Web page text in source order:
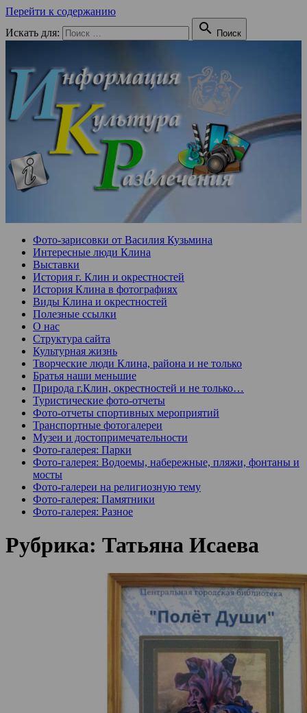
Перейти к содержанию
Искать для:
 Поиск
Фото-зарисовки от Василия Кузьмина
Интересные люди Клина
Выставки
История г. Клин и окрестностей
История Клина в фотографиях
Виды Клина и окрестностей
Полезные ссылки
О нас
Структура сайта
Культурная жизнь
Творческие люди Клина, района и не только
Братья наши меньшие
Природа г.Клин, окрестностей и не только…
Туристические фото-отчеты
Фото-отчеты спортивных мероприятий
Транспортные фотогалереи
Музеи и достопримечательности
Фото-галерея: Парки
Фото-галерея: Водоемы, набережные, пляжи, фонтаны и
мосты
Фото-галереи на религиозную тему
Фото-галерея: Памятники
Фото-галерея: Разное
Рубрика: Татьяна Исаева